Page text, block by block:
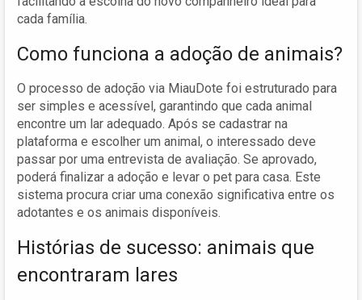
cada família.
Como funciona a adoção de animais?
O processo de adoção via MiauDote foi estruturado para
ser simples e acessível, garantindo que cada animal
encontre um lar adequado. Após se cadastrar na
plataforma e escolher um animal, o interessado deve
passar por uma entrevista de avaliação. Se aprovado,
poderá finalizar a adoção e levar o pet para casa. Este
sistema procura criar uma conexão significativa entre os
adotantes e os animais disponíveis.
Histórias de sucesso: animais que
encontraram lares